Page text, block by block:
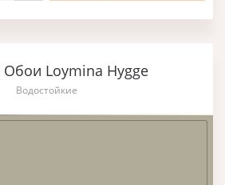
Обои Loymina Hygge
Водостойкие